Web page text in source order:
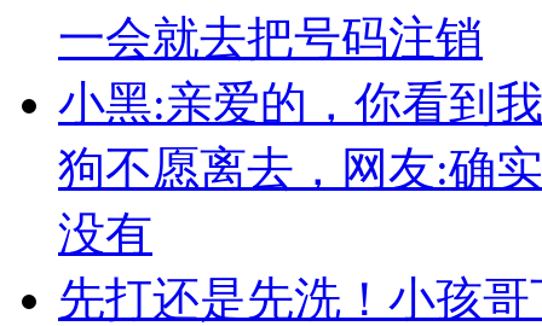
一会就去把号码注销
小黑:亲爱的，你看到
狗不愿离去，网友:确
没有
先打还是先洗！小孩